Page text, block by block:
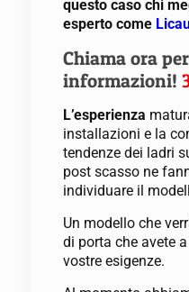
questo caso chi
esperto come
Chiama ora
informazioni!
L’esperienza
installazioni e la
tendenze dei ladri
post scasso ne
individuare il
Un modello che
di porta che avete
vostre esigenze.